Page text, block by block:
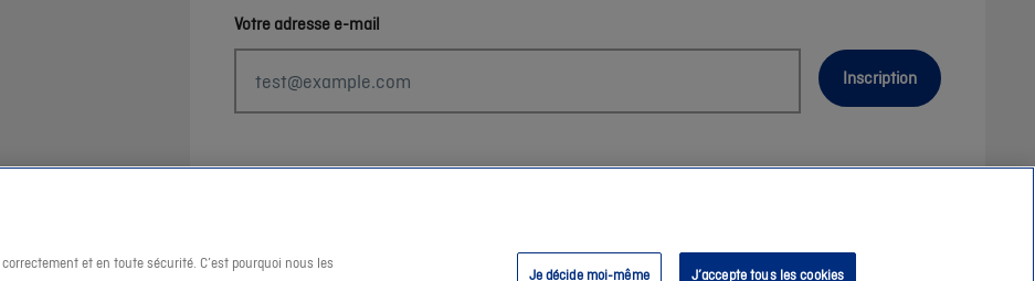
Votre adresse e-mail
Inscription
et en toute sécurité. C’est pourquoi nous les
Je décide moi-même J’accepte tous les cookies